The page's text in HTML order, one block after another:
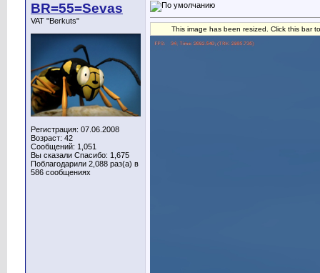
BR=55=Sevas
VAT "Berkuts"
Регистрация: 07.06.2008
Возраст: 42
Сообщений: 1,051
Вы сказали Спасибо: 1,675
Поблагодарили 2,088 раз(а) в
586 сообщениях
This image has been resized. Click this bar